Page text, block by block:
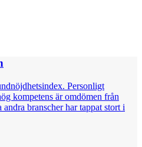
Personligt
kompetens är omdömen från
branscher har tappat stort i